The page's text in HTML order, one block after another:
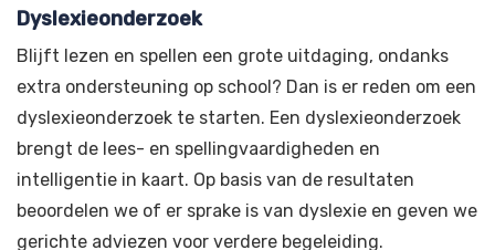
Dyslexieonderzoek
Blijft lezen en spellen een grote uitdaging, ondanks
extra ondersteuning op school? Dan is er reden om een
dyslexieonderzoek te starten. Een dyslexieonderzoek
brengt de lees- en spellingvaardigheden en
intelligentie in kaart. Op basis van de resultaten
beoordelen we of er sprake is van dyslexie en geven we
gerichte adviezen voor verdere begeleiding.